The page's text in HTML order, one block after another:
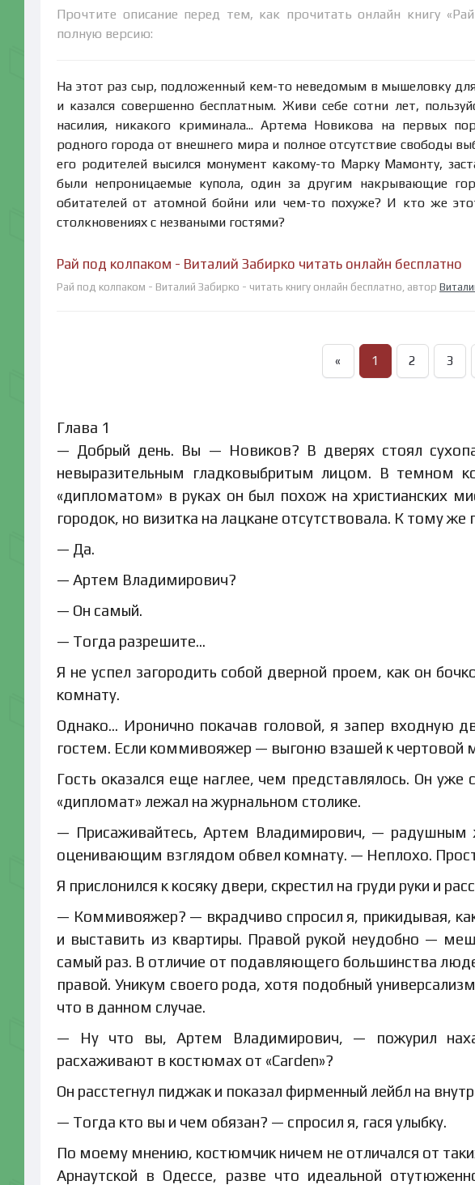
Прочтите описание перед тем, как прочитать онлайн книгу
полную версию:
На этот раз сыр, подложенный кем-то неведомым в мышеловку
и казался совершенно бесплатным. Живи себе сотни лет,
насилия, никакого криминала... Артема Новикова на первых
родного города от внешнего мира и полное отсутствие свободы
его родителей высился монумент какому-то Марку Мамонту,
были непроницаемые купола, один за другим накрывающие
обитателей от атомной бойни или чем-то похуже? И кто же
столкновениях с незваными гостями?
Рай под колпаком - Виталий Забирко читать онлайн бесплатно
Рай под колпаком - Виталий Забирко - читать книгу онлайн бесплатно, автор
« 1 2 3
Глава 1
— Добрый день. Вы — Новиков? В дверях стоял
невыразительным гладковыбритым лицом. В темном
«дипломатом» в руках он был похож на христианских
городок, но визитка на лацкане отсутствовала. К тому же
— Да.
— Артем Владимирович?
— Он самый.
— Тогда разрешите…
Я не успел загородить собой дверной проем, как он
комнату.
Однако… Иронично покачав головой, я запер входную
гостем. Если коммивояжер — выгоню взашей к чертовой
Гость оказался еще наглее, чем представлялось. Он уже
«дипломат» лежал на журнальном столике.
— Присаживайтесь, Артем Владимирович, — радушным
оценивающим взглядом обвел комнату. — Неплохо.
Я прислонился к косяку двери, скрестил на груди руки и
— Коммивояжер? — вкрадчиво спросил я, прикидывая,
и выставить из квартиры. Правой рукой неудобно —
самый раз. В отличие от подавляющего большинства
правой. Уникум своего рода, хотя подобный
что в данном случае.
— Ну что вы, Артем Владимирович, — пожурил
расхаживают в костюмах от «Carden»?
Он расстегнул пиджак и показал фирменный лейбл на
— Тогда кто вы и чем обязан? — спросил я, гася улыбку.
По моему мнению, костюмчик ничем не отличался от
Арнаутской в Одессе, разве что идеальной